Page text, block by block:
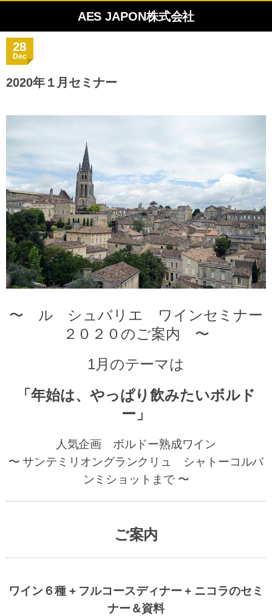
AES JAPON株式会社
28
Dec
2020年１月セミナー
〜 ル シュバリエ ワインセミナー
２０２０のご案内 〜
1月のテーマは
「年始は、やっぱり飲みたいボルド
ー」
人気企画 ボルドー熟成ワイン
〜 サンテミリオングランクリュ シャトーコルバ
ンミショットまで 〜
ご案内
ワイン６種 + フルコースディナー + ニコラのセミ
ナー＆資料